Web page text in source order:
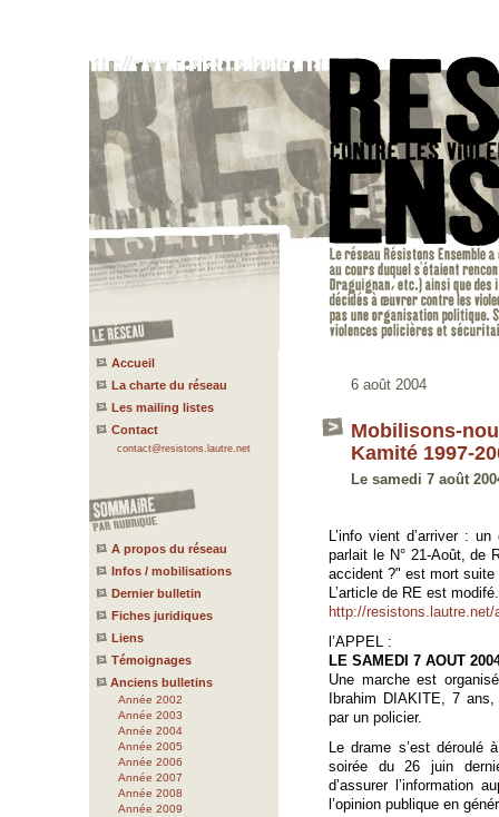
Accueil
La charte du réseau
Les mailing listes
Contact
contact@resistons.lautre.net
A propos du réseau
Infos / mobilisations
Dernier bulletin
Fiches juridiques
Liens
Témoignages
Anciens bulletins
Année 2002
Année 2003
Année 2004
Année 2005
Année 2006
Année 2007
Année 2008
Année 2009
6 août 2004
Mobilisons-
Kamité 1997-
Le samedi 7 août
L’info vient d’arriver :
parlait le N° 21-Août, de
accident ?" est mort
L’article de RE est modifé.
http://
l’APPEL :
LE SAMEDI 7 AOUT
Une marche est
Ibrahim DIAKITE, 7
par un policier.
Le drame s’est déroulé
soirée du 26 juin
d’assurer l’information
l’opinion publique en